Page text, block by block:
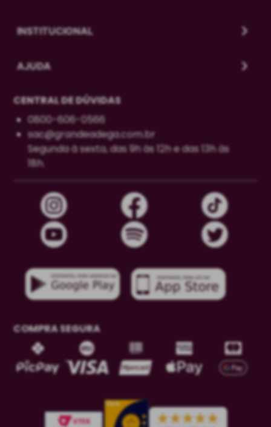
INSTITUCIONAL
AJUDA
CENTRAL DE DÚVIDAS
0800-606-0566
sac@grandeadega.com.br
Segunda à sexta, das 9h às 12h e das 13h às
18h.
COMPRA SEGURA